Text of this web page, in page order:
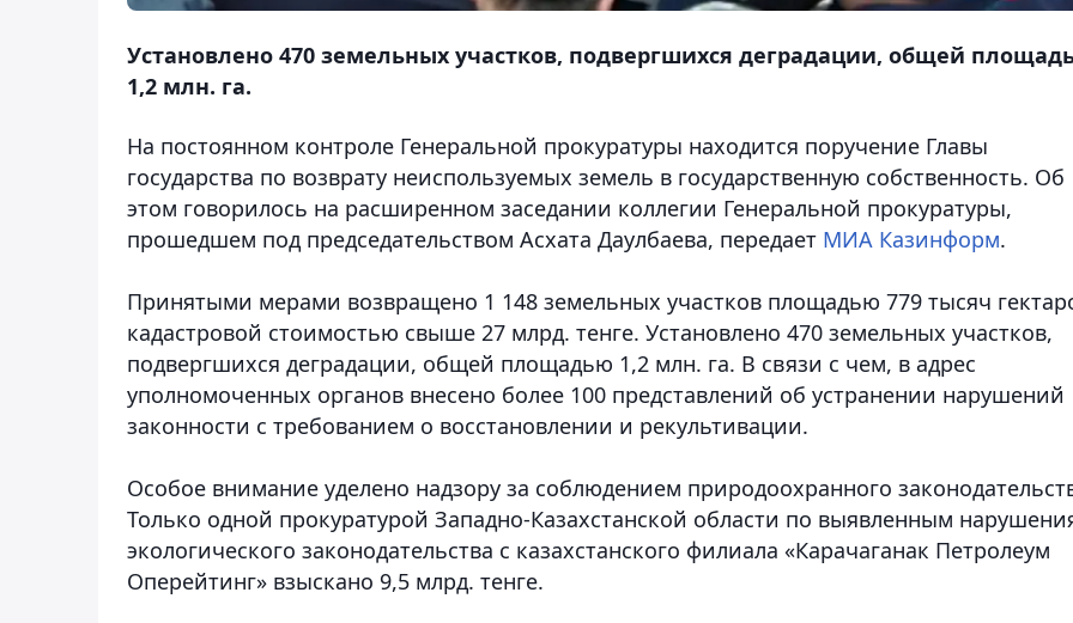
Установлено 470 земельных участков, подвергшихся деградации, общей
1,2 млн. га.
На постоянном контроле Генеральной прокуратуры находится поручение Главы
государства по возврату неиспользуемых земель в государственную собственность. Об
этом говорилось на расширенном заседании коллегии Генеральной прокуратуры,
прошедшем под председательством Асхата Даулбаева, передает МИА Казинформ.
Принятыми мерами возвращено 1 148 земельных участков площадью 779 тысяч
кадастровой стоимостью свыше 27 млрд. тенге. Установлено 470 земельных участков,
подвергшихся деградации, общей площадью 1,2 млн. га. В связи с чем, в адрес
уполномоченных органов внесено более 100 представлений об устранении нарушений
законности с требованием о восстановлении и рекультивации.
Особое внимание уделено надзору за соблюдением природоохранного
Только одной прокуратурой Западно-Казахстанской области по выявленным
экологического законодательства с казахстанского филиала «Карачаганак Петролеум
Оперейтинг» взыскано 9,5 млрд. тенге.